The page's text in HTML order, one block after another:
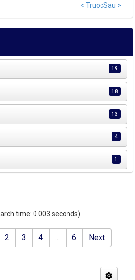
< TruocSau >
19
18
13
4
1
time: 0.003 seconds).
2 3 4 ... 6 Next